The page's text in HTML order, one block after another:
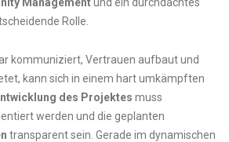
Rolle.
kommuniziert, Vertrauen aufbaut und
kann sich in einem hart umkämpften
des Projektes muss
werden und die geplanten
transparent sein. Gerade im dynamischen